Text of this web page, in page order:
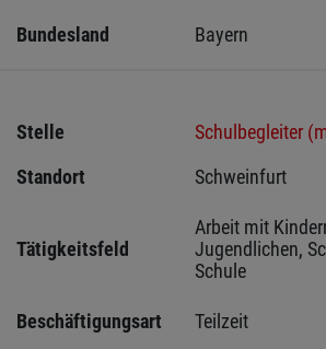
Bundesland Bayern
Stelle
Schulbegleiter
Standort
Schweinfurt
Tätigkeitsfeld
Arbeit mit
Jugendlichen,
Schule
Beschäftigungsart Teilzeit